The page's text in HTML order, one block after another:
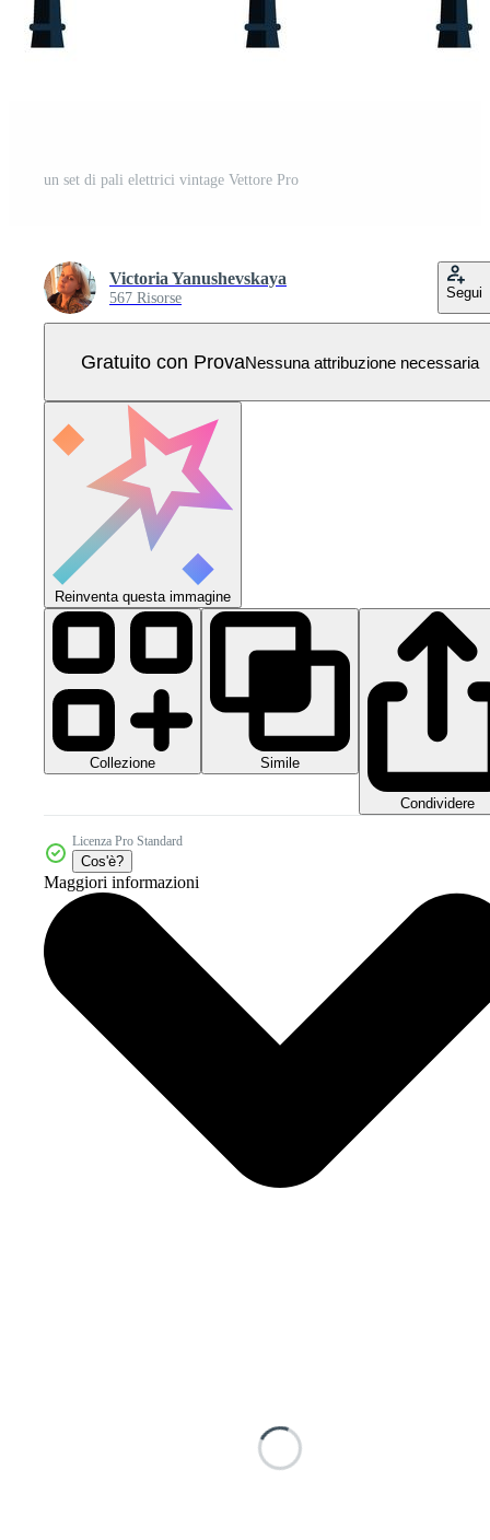
un set di pali elettrici vintage Vettore Pro
Victoria Yanushevskaya
567 Risorse Segui
Gratuito con ProvaNessuna attribuzione necessaria
Reinventa questa immagine
Collezione Simile
Condividere
Licenza Pro Standard
Cos'è?
Maggiori informazioni